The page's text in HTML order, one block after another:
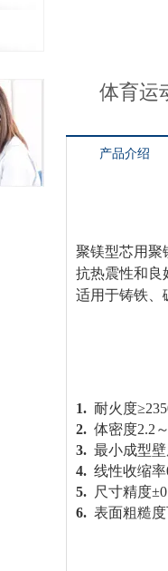
体育运
产品介绍
聚镁型芯用聚
抗热震性和良
适用于铸铁、
1. 耐火度
2. 体密度2.2
3. 最小成型壁
4. 线性收缩率
5. 尺寸精度
6. 表面粗糙